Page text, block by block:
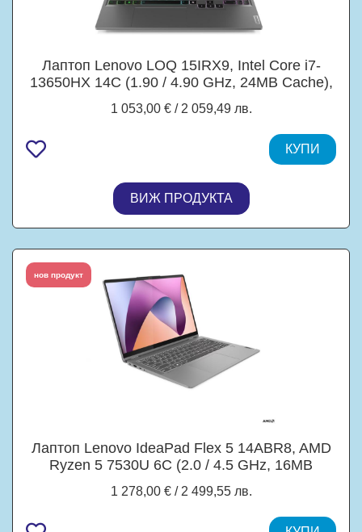
Лаптоп Lenovo LOQ 15IRX9, Intel Core i7-
13650HX 14C (1.90 / 4.90 GHz, 24MB Cache),
4050 6GB GDDR6 DLSS 3, 16GB DDR5,
512GB M.2 NVMe SSD, Free DOS
1 053,00 € / 2 059,49 лв.
КУПИ
ВИЖ ПРОДУКТА
нов продукт
Лаптоп Lenovo IdeaPad Flex 5 14ABR8, AMD
Ryzen 5 7530U 6C (2.0 / 4.5 GHz, 16MB
Display, Touchscreen, 16GB LPDDR4X, 1TB
M.2 NVMe SSD, Windows 11 Home
1 278,00 € / 2 499,55 лв.